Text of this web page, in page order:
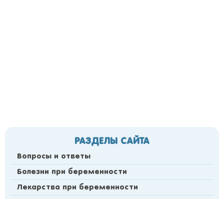
РАЗДЕЛЫ САЙТА
Вопросы и ответы
Болезни при беременности
Лекарства при беременности